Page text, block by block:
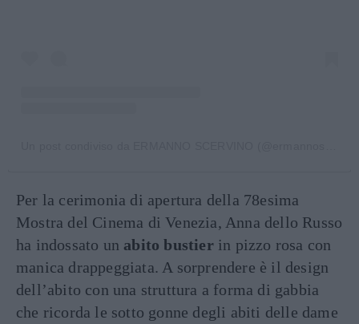
Per la cerimonia di apertura della 78esima
Mostra del Cinema di Venezia, Anna dello Russo
ha indossato un abito bustierin pizzo rosa con
manica drappeggiata. A sorprendere è il design
dell’abito con una struttura a forma di gabbia
che ricorda le sotto gonne degli abiti delle dame